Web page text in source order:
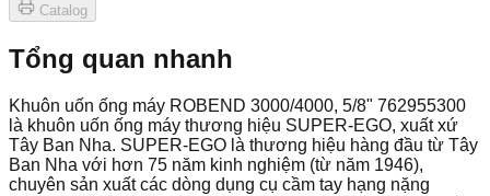
Catalog
Tổng quan nhanh
Khuôn uốn ống máy ROBEND 3000/4000, 5/8" 762955300
là khuôn uốn ống máy thương hiệu SUPER-EGO, xuất xứ
Tây Ban Nha. SUPER-EGO là thương hiệu hàng đầu từ Tây
Ban Nha với hơn 75 năm kinh nghiệm (từ năm 1946),
chuyên sản xuất các dòng dụng cụ cầm tay hạng nặng